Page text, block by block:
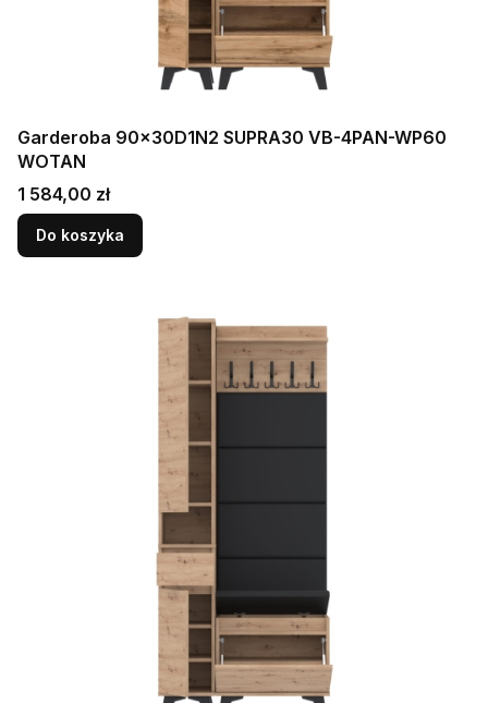
Garderoba 90x30D1N2 SUPRA30 VB-4PAN-WP60
WOTAN
Cena
1 584,00 zł
Do koszyka